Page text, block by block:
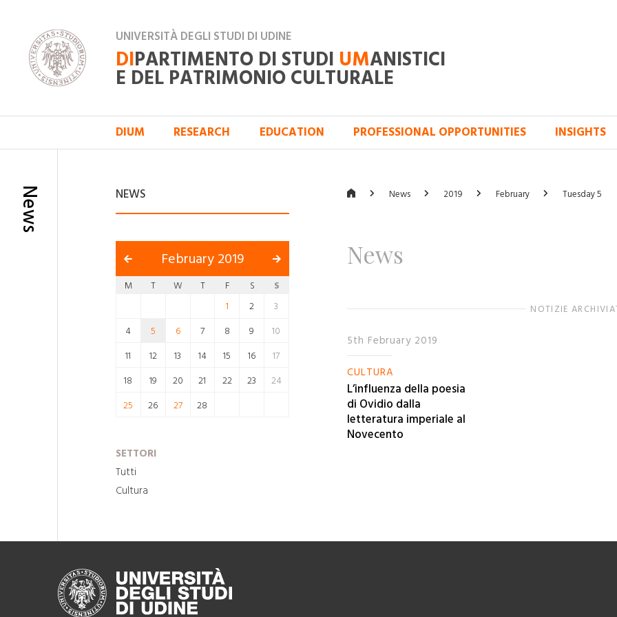
UNIVERSITÀ DEGLI STUDI DI UDINE
DIPARTIMENTO DI STUDI UMANISTICI
E DEL PATRIMONIO CULTURALE
DIUM RESEARCH EDUCATION PROFESSIONAL OPPORTUNITIES INSIGHTS
News NEWS
February 2019
M T W T F S
S
1
2
3
4
5 6 7 8 9
10
11
12 13 14 15 16
17
18
19 20 21 22 23
24
25
26 27 28
SETTORI
Tutti
Cultura
News 2019 February Tuesday 5
News
NOTIZIE
5th February 2019
CULTURA
L’influenza della poesia
di Ovidio dalla
letteratura imperiale al
Novecento